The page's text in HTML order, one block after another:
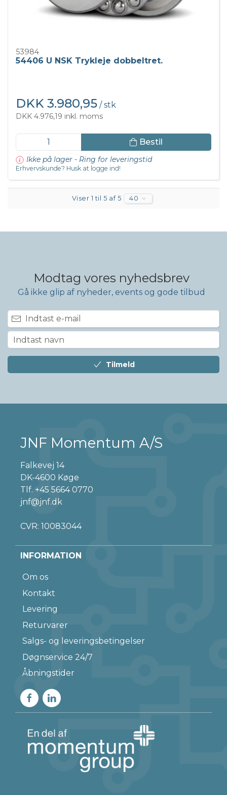
53984
54406 U NSK Trykleje dobbeltret.
DKK 3.980,95 / stk
DKK 4.976,19 inkl. moms
Bestil
Ikke på lager - Ring for leveringstid
Erhvervskunde? Husk at logge ind!
Viser 1 til 5 af 5 40
Modtag vores nyhedsbrev
Gå ikke glip af nyheder, events og gode tilbud
Tilmeld
JNF Momentum A/S
Falkevej 14
DK-4600 Køge
Tlf. +45 5664 0770
jnf@jnf.dk
CVR: 10083044
INFORMATION
Om os
Kontakt
Levering
Returvarer
Salgs- og leveringsbetingelser
Døgnservice 24/7
Åbningstider